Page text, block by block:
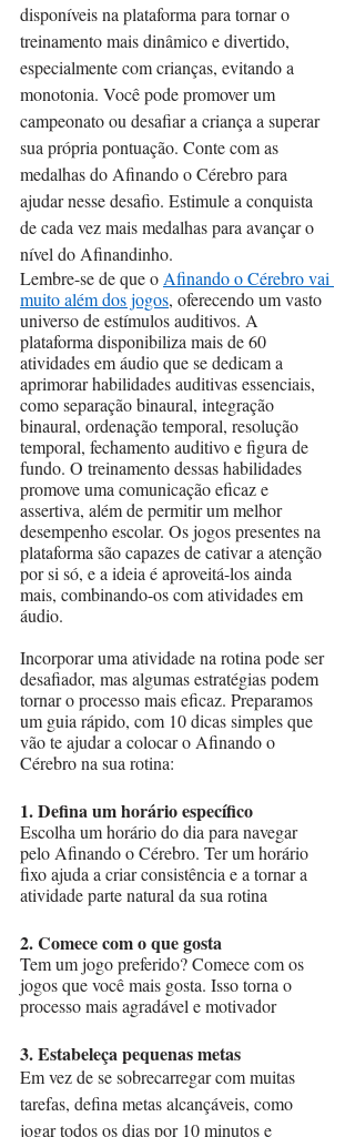
disponíveis na plataforma para tornar o
treinamento mais dinâmico e divertido,
especialmente com crianças, evitando a
monotonia. Você pode promover um
campeonato ou desafiar a criança a superar
sua própria pontuação. Conte com as
medalhas do Afinando o Cérebro para
ajudar nesse desafio. Estimule a conquista
de cada vez mais medalhas para avançar o
nível do Afinandinho.
Lembre-se de que o Afinando o Cérebro vai
muito além dos jogos, oferecendo um vasto
universo de estímulos auditivos. A
plataforma disponibiliza mais de 60
atividades em áudio que se dedicam a
aprimorar habilidades auditivas essenciais,
como separação binaural, integração
binaural, ordenação temporal, resolução
temporal, fechamento auditivo e figura de
fundo. O treinamento dessas habilidades
promove uma comunicação eficaz e
assertiva, além de permitir um melhor
desempenho escolar. Os jogos presentes na
plataforma são capazes de cativar a atenção
por si só, e a ideia é aproveitá-los ainda
mais, combinando-os com atividades em
áudio.
Incorporar uma atividade na rotina pode ser
desafiador, mas algumas estratégias podem
tornar o processo mais eficaz. Preparamos
um guia rápido, com 10 dicas simples que
vão te ajudar a colocar o Afinando o
Cérebro na sua rotina:
1. Defina um horário específico
Escolha um horário do dia para navegar
pelo Afinando o Cérebro. Ter um horário
fixo ajuda a criar consistência e a tornar a
atividade parte natural da sua rotina
2. Comece com o que gosta
Tem um jogo preferido? Comece com os
jogos que você mais gosta. Isso torna o
processo mais agradável e motivador
3. Estabeleça pequenas metas
Em vez de se sobrecarregar com muitas
tarefas, defina metas alcançáveis, como
jogar todos os dias por 10 minutos e